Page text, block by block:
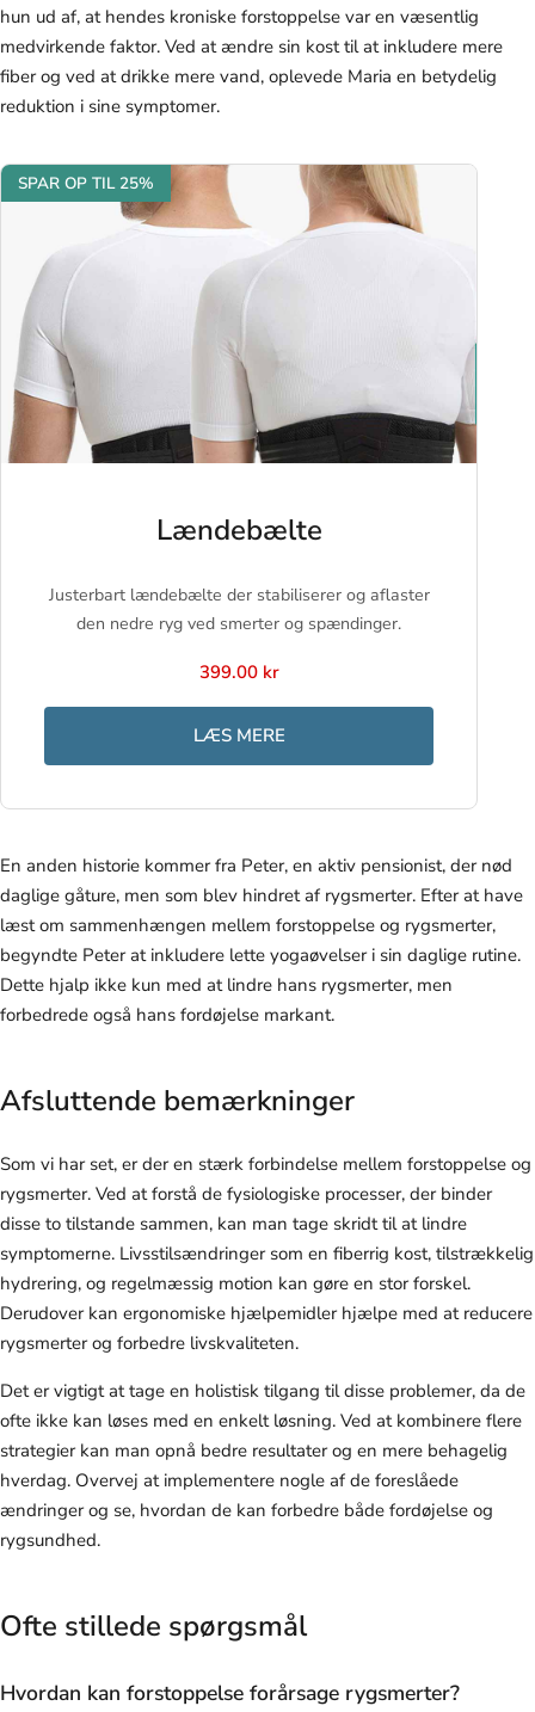
hun ud af, at hendes kroniske forstoppelse var en væsentlig
medvirkende faktor. Ved at ændre sin kost til at inkludere mere
fiber og ved at drikke mere vand, oplevede Maria en betydelig
reduktion i sine symptomer.
SPAR OP TIL 25%
Lændebælte
Justerbart lændebælte der stabiliserer og aflaster
den nedre ryg ved smerter og spændinger.
399.00 kr
LÆS MERE
En anden historie kommer fra Peter, en aktiv pensionist, der nød
daglige gåture, men som blev hindret af rygsmerter. Efter at have
læst om sammenhængen mellem forstoppelse og rygsmerter,
begyndte Peter at inkludere lette yogaøvelser i sin daglige rutine.
Dette hjalp ikke kun med at lindre hans rygsmerter, men
forbedrede også hans fordøjelse markant.
Afsluttende bemærkninger
Som vi har set, er der en stærk forbindelse mellem forstoppelse og
rygsmerter. Ved at forstå de fysiologiske processer, der binder
disse to tilstande sammen, kan man tage skridt til at lindre
symptomerne. Livsstilsændringer som en fiberrig kost, tilstrækkelig
hydrering, og regelmæssig motion kan gøre en stor forskel.
Derudover kan ergonomiske hjælpemidler hjælpe med at reducere
rygsmerter og forbedre livskvaliteten.
Det er vigtigt at tage en holistisk tilgang til disse problemer, da de
ofte ikke kan løses med en enkelt løsning. Ved at kombinere flere
strategier kan man opnå bedre resultater og en mere behagelig
hverdag. Overvej at implementere nogle af de foreslåede
ændringer og se, hvordan de kan forbedre både fordøjelse og
rygsundhed.
Ofte stillede spørgsmål
Hvordan kan forstoppelse forårsage rygsmerter?